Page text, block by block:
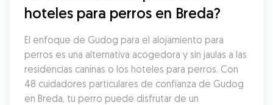
hoteles para perros en Breda?
El enfoque de Gudog para el alojamiento para
perros es una alternativa acogedora y sin jaulas a las
residencias caninas o los hoteles para perros. Con
48 cuidadores particulares de confianza de Gudog
en Breda, tu perro puede disfrutar de un